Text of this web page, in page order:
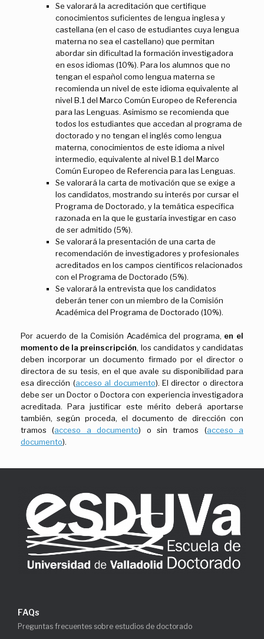
Se valorará la acreditación que certifique
conocimientos suficientes de lengua inglesa y
castellana (en el caso de estudiantes cuya lengua
materna no sea el castellano) que permitan
abordar sin dificultad la formación investigadora
en esos idiomas (10%). Para los alumnos que no
tengan el español como lengua materna se
recomienda un nivel de este idioma equivalente al
nivel B.1 del Marco Común Europeo de Referencia
para las Lenguas. Asimismo se recomienda que
todos los estudiantes que accedan al programa de
doctorado y no tengan el inglés como lengua
materna, conocimientos de este idioma a nivel
intermedio, equivalente al nivel B.1 del Marco
Común Europeo de Referencia para las Lenguas.
Se valorará la carta de motivación que se exige a
los candidatos, mostrando su interés por cursar el
Programa de Doctorado, y la temática específica
razonada en la que le gustaría investigar en caso
de ser admitido (5%).
Se valorará la presentación de una carta de
recomendación de investigadores y profesionales
acreditados en los campos científicos relacionados
con el Programa de Doctorado (5%).
Se valorará la entrevista que los candidatos
deberán tener con un miembro de la Comisión
Académica del Programa de Doctorado (10%).
Por acuerdo de la Comisión Académica del programa, en el
momento de la preinscripción, los candidatos y candidatas
deben incorporar un documento firmado por el director o
directora de su tesis, en el que avale su disponibilidad para
esa dirección (acceso al documento). El director o directora
debe ser un Doctor o Doctora con experiencia investigadora
acreditada. Para justificar este mérito deberá aportarse
también, según proceda, el documento de dirección con
tramos (acceso a documento) o sin tramos (acceso a
documento).
FAQs
Preguntas frecuentes sobre estudios de doctorado